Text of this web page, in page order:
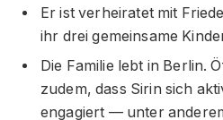
Er ist verheiratet mit
ihr drei gemeinsame
Die Familie lebt in Berlin.
zudem, dass Sirin sich
engagiert — unter